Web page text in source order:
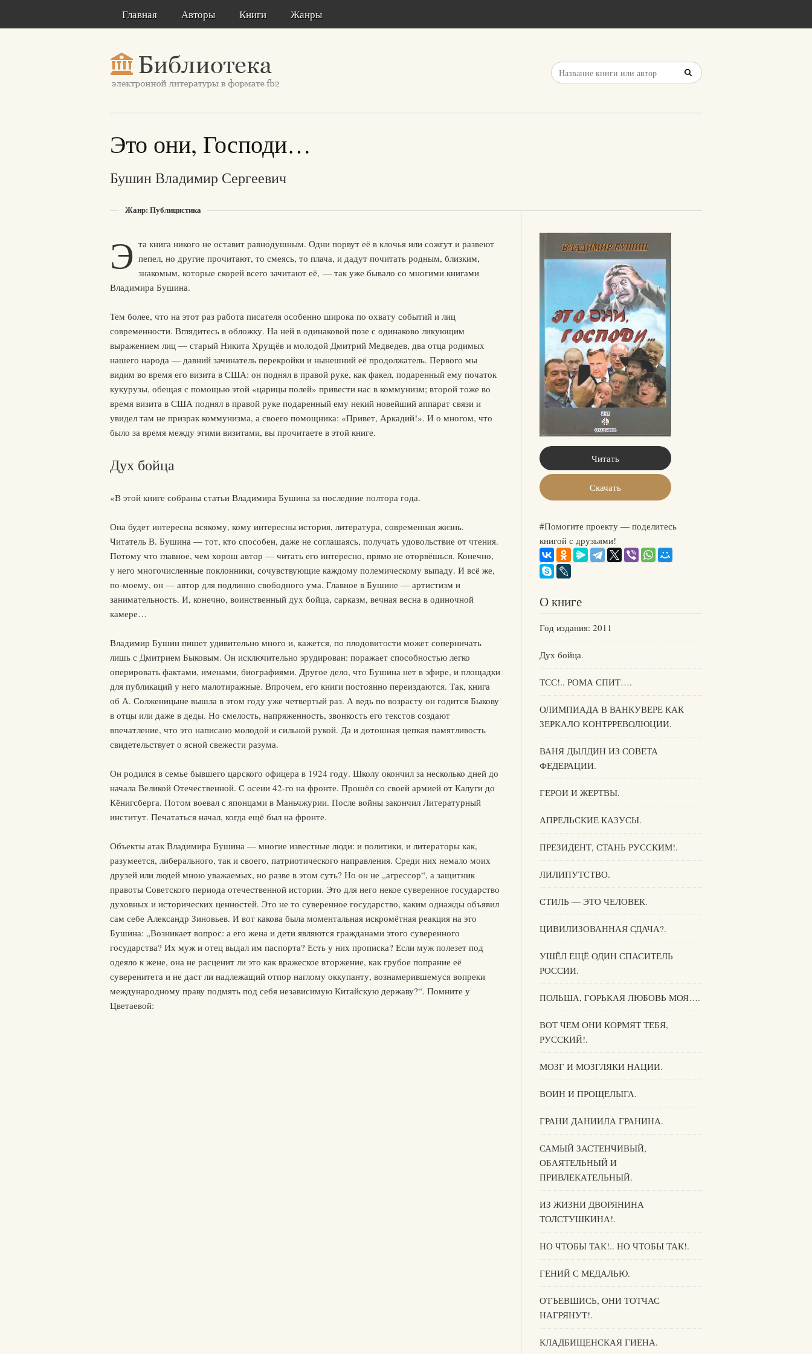
Главная Авторы Книги Жанры
Это они, Господи…
Бушин Владимир Сергеевич
Жанр: Публицистика
Э та книга никого не оставит равнодушным. Одни порвут её в клочья или сожгут и развеют
пепел, но другие прочитают, то смеясь, то плача, и дадут почитать родным, близким,
знакомым, которые скорей всего зачитают её, — так уже бывало со многими книгами
Владимира Бушина.
Тем более, что на этот раз работа писателя особенно широка по охвату событий и лиц
современности. Вглядитесь в обложку. На ней в одинаковой позе с одинаково ликующим
выражением лиц — старый Никита Хрущёв и молодой Дмитрий Медведев, два отца родимых
нашего народа — давний зачинатель перекройки и нынешний её продолжатель. Первого мы
видим во время его визита в США: он поднял в правой руке, как факел, подаренный ему початок
кукурузы, обещая с помощью этой «царицы полей» привести нас в коммунизм; второй тоже во
время визита в США поднял в правой руке подаренный ему некий новейший аппарат связи и
увидел там не призрак коммунизма, а своего помощника: «Привет, Аркадий!». И о многом, что
было за время между этими визитами, вы прочитаете в этой книге.
Дух бойца
«В этой книге собраны статьи Владимира Бушина за последние полтора года.
Она будет интересна всякому, кому интересны история, литература, современная жизнь.
Читатель В. Бушина — тот, кто способен, даже не соглашаясь, получать удовольствие от чтения.
Потому что главное, чем хорош автор — читать его интересно, прямо не оторвёшься. Конечно,
у него многочисленные поклонники, сочувствующие каждому полемическому выпаду. И всё же,
по-моему, он — автор для подлинно свободного ума. Главное в Бушине — артистизм и
занимательность. И, конечно, воинственный дух бойца, сарказм, вечная весна в одиночной
камере…
Владимир Бушин пишет удивительно много и, кажется, по плодовитости может соперничать
лишь с Дмитрием Быковым. Он исключительно эрудирован: поражает способностью легко
оперировать фактами, именами, биографиями. Другое дело, что Бушина нет в эфире, и площадки
для публикаций у него малотиражные. Впрочем, его книги постоянно переиздаются. Так, книга
об А. Солженицыне вышла в этом году уже четвертый раз. А ведь по возрасту он годится Быкову
в отцы или даже в деды. Но смелость, напряженность, звонкость его текстов создают
впечатление, что это написано молодой и сильной рукой. Да и дотошная цепкая памятливость
свидетельствует о ясной свежести разума.
Он родился в семье бывшего царского офицера в 1924 году. Школу окончил за несколько дней до
начала Великой Отечественной. С осени 42-го на фронте. Прошёл со своей армией от Калуги до
Кёнигсберга. Потом воевал с японцами в Маньчжурии. После войны закончил Литературный
институт. Печататься начал, когда ещё был на фронте.
Объекты атак Владимира Бушина — многие известные люди: и политики, и литераторы как,
разумеется, либерального, так и своего, патриотического направления. Среди них немало моих
друзей или людей мною уважаемых, но разве в этом суть? Но он не „агрессор“, а защитник
правоты Советского периода отечественной истории. Это для него некое суверенное государство
духовных и исторических ценностей. Это не то суверенное государство, каким однажды объявил
сам себе Александр Зиновьев. И вот какова была моментальная искромётная реакция на это
Бушина: „Возникает вопрос: а его жена и дети являются гражданами этого суверенного
государства? Их муж и отец выдал им паспорта? Есть у них прописка? Если муж полезет под
одеяло к жене, она не расценит ли это как вражеское вторжение, как грубое попрание её
суверенитета и не даст ли надлежащий отпор наглому оккупанту, вознамерившемуся вопреки
международному праву подмять под себя независимую Китайскую державу?“. Помните у
Цветаевой:
Читать
Скачать
#Помогите проекту — поделитесь
книгой с друзьями!
О книге
Год издания: 2011
Дух бойца.
ТСС!.. РОМА СПИТ….
ОЛИМПИАДА В ВАНКУВЕРЕ КАК
ЗЕРКАЛО КОНТРРЕВОЛЮЦИИ.
ВАНЯ ДЫЛДИН ИЗ СОВЕТА
ФЕДЕРАЦИИ.
ГЕРОИ И ЖЕРТВЫ.
АПРЕЛЬСКИЕ КАЗУСЫ.
ПРЕЗИДЕНТ, СТАНЬ РУССКИМ!.
ЛИЛИПУТСТВО.
СТИЛЬ — ЭТО ЧЕЛОВЕК.
ЦИВИЛИЗОВАННАЯ СДАЧА?.
УШЁЛ ЕЩЁ ОДИН СПАСИТЕЛЬ
РОССИИ.
ПОЛЬША, ГОРЬКАЯ ЛЮБОВЬ МОЯ….
ВОТ ЧЕМ ОНИ КОРМЯТ ТЕБЯ,
РУССКИЙ!.
МОЗГ И МОЗГЛЯКИ НАЦИИ.
ВОИН И ПРОЩЕЛЫГА.
ГРАНИ ДАНИИЛА ГРАНИНА.
САМЫЙ ЗАСТЕНЧИВЫЙ,
ОБАЯТЕЛЬНЫЙ И
ПРИВЛЕКАТЕЛЬНЫЙ.
ИЗ ЖИЗНИ ДВОРЯНИНА
ТОЛСТУШКИНА!.
НО ЧТОБЫ ТАК!.. НО ЧТОБЫ ТАК!.
ГЕНИЙ С МЕДАЛЬЮ.
ОТЪЕВШИСЬ, ОНИ ТОТЧАС
НАГРЯНУТ!.
КЛАДБИЩЕНСКАЯ ГИЕНА.